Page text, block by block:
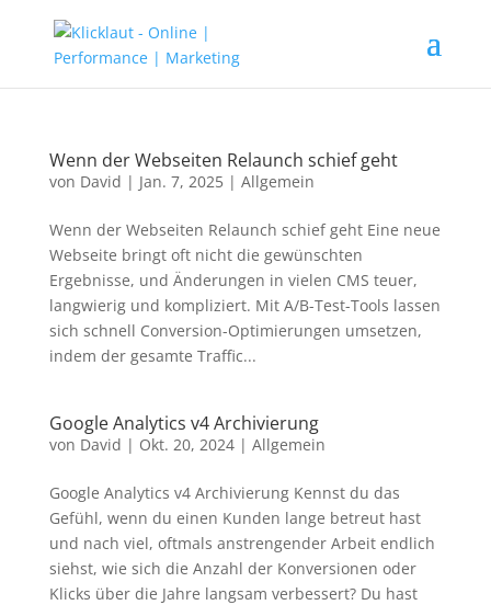
Wenn der Webseiten Relaunch schief geht
von David | Jan. 7, 2025| Allgemein
Wenn der Webseiten Relaunch schief geht Eine neue
Webseite bringt oft nicht die gewünschten
Ergebnisse, und Änderungen in vielen CMS teuer,
langwierig und kompliziert. Mit A/B-Test-Tools lassen
sich schnell Conversion-Optimierungen umsetzen,
indem der gesamte Traffic...
Google Analytics v4 Archivierung
von David | Okt. 20, 2024| Allgemein
Google Analytics v4 Archivierung Kennst du das
Gefühl, wenn du einen Kunden lange betreut hast
und nach viel, oftmals anstrengender Arbeit endlich
siehst, wie sich die Anzahl der Konversionen oder
Klicks über die Jahre langsam verbessert? Du hast